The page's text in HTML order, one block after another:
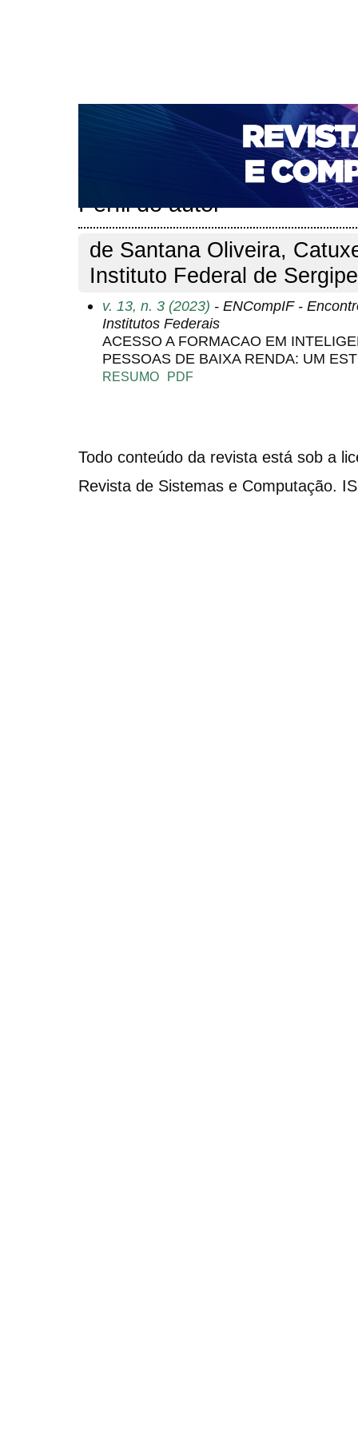
CAPA SOBRE ACESSO CADASTRO
NOTÍCIAS
PORTAL DE REVISTAS DA UNIFACS
PARA AVALIADORES
NOVA SUBMISSÃO
Perfil do autor
de Santana Oliveira,
Instituto Federal de
v. 13, n. 3 (2023) - ENCompIF -
Institutos Federais
ACESSO A FORMACAO EM
PESSOAS DE BAIXA RENDA: UM
RESUMO PDF
Todo conteúdo da revista está sob a
Revista de Sistemas e Computação.